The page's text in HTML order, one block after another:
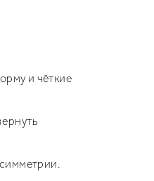
и чёткие